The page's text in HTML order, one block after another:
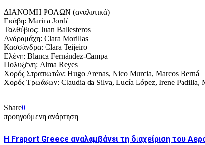
ΔΙΑΝΟΜΗ ΡΟΛΩΝ (αναλυτικά)
Εκάβη: Marina Jordá
Ταλθύβιος: Juan Ballesteros
Ανδρομάχη: Clara Morillas
Κασσάνδρα: Clara Teijeiro
Ελένη: Blanca Fernández-Campa
Πολυξένη: Alma Reyes
Χορός Στρατιωτών: Hugo Arenas, Nico Murcia, Marcos Berná
Χορός Τρωάδων: Claudia da Silva, Lucía López, Irene Padilla,
Share0
προηγούμενη ανάρτηση
Η Fraport Greece αναλαμβάνει τη διαχείριση του